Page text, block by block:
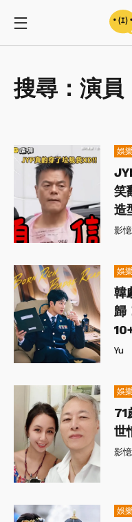
搜尋： 演員
娛
笑
造
影
娛
韓
歸
Yu
娛
71
世
影
娛